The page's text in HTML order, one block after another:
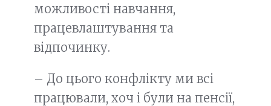
можливості навчання,
працевлаштування та
відпочинку.
– До цього конфлікту ми всі
працювали, хоч і були на пенсії,